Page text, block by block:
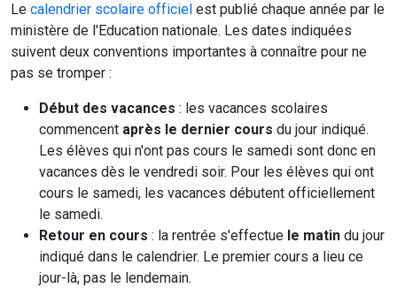
Le calendrier scolaire officiel est publié chaque année par le
ministère de l'Education nationale. Les dates indiquées
suivent deux conventions importantes à connaître pour ne
pas se tromper :
Début des vacances : les vacances scolaires
commencent après le dernier cours du jour indiqué.
Les élèves qui n'ont pas cours le samedi sont donc en
vacances dès le vendredi soir. Pour les élèves qui ont
cours le samedi, les vacances débutent officiellement
le samedi.
Retour en cours : la rentrée s'effectue le matin du jour
indiqué dans le calendrier. Le premier cours a lieu ce
jour-là, pas le lendemain.